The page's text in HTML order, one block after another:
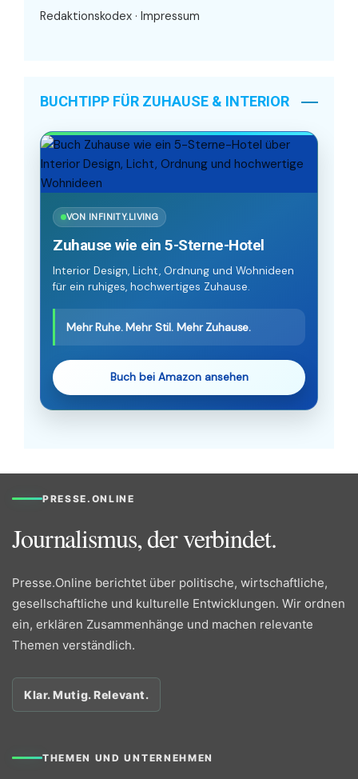
Redaktionskodex · Impressum
BUCHTIPP FÜR ZUHAUSE & INTERIOR
VON INFINITY.LIVING
Zuhause wie ein 5-Sterne-Hotel
Interior Design, Licht, Ordnung und Wohnideen
für ein ruhiges, hochwertiges Zuhause.
Mehr Ruhe. Mehr Stil. Mehr Zuhause.
Buch bei Amazon ansehen
PRESSE.ONLINE
Journalismus, der verbindet.
Presse.Online berichtet über politische, wirtschaftliche,
gesellschaftliche und kulturelle Entwicklungen. Wir ordnen
ein, erklären Zusammenhänge und machen relevante
Themen verständlich.
Klar. Mutig. Relevant.
THEMEN UND UNTERNEHMEN